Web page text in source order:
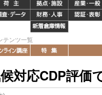
テンツ一覧
対応CDP評価